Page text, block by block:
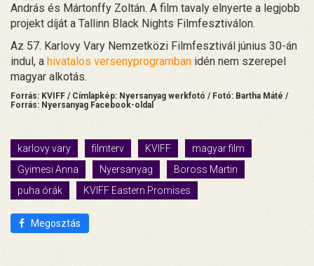
András és Mártonffy Zoltán. A film tavaly elnyerte a legjobb
projekt díját a Tallinn Black Nights Filmfesztiválon.
Az 57. Karlovy Vary Nemzetközi Filmfesztivál június 30-án
indul, a hivatalos versenyprogramban idén nem szerepel
magyar alkotás.
Forrás: KVIFF / Címlapkép: Nyersanyag werkfotó / Fotó: Bartha Máté /
Forrás: Nyersanyag Facebook-oldal
karlovy vary filmterv KVIFF
magyar film
Gyimesi Anna
Nyersanyag
Boross Martin
puha órák
KVIFF Eastern Promises
Megosztás